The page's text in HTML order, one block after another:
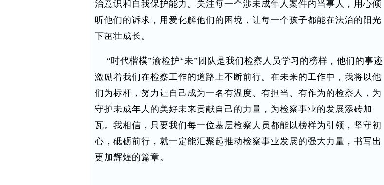
治意识和自我保护能力。关注每一个涉未成年人案件的当事人，用心倾
听他们的诉求，用爱化解他们的困境，让每一个孩子都能在法治的阳光
下茁壮成长。
“时代楷模”渝检护“未”团队是我们检察人员学习的榜样，他们的事迹
激励着我们在检察工作的道路上不断前行。在未来的工作中，我将以他
们为标杆，努力让自己成为一名有温度、有担当、有作为的检察人，为
守护未成年人的美好未来贡献自己的力量，为检察事业的发展添砖加
瓦。我相信，只要我们每一位基层检察人员都能以榜样为引领，坚守初
心，砥砺前行，就一定能汇聚起推动检察事业发展的强大力量，书写出
更加辉煌的篇章。